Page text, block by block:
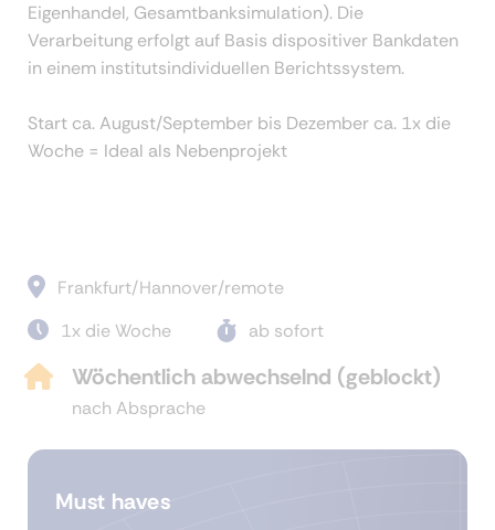
Eigenhandel, Gesamtbanksimulation). Die
Verarbeitung erfolgt auf Basis dispositiver Bankdaten
in einem institutsindividuellen Berichtssystem.
Start ca. August/September bis Dezember ca. 1x die
Woche = Ideal als Nebenprojekt
Frankfurt/Hannover/remote
1x die Woche
ab sofort
Wöchentlich abwechselnd (geblockt)
nach Absprache
Must haves